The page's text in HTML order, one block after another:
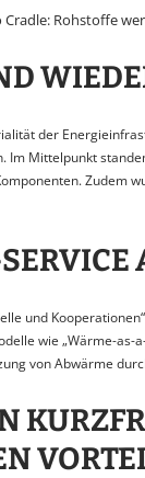
Cradle: Rohstoffe
der
Im Mittelpunkt
Zudem
und
wie „Wärme-
von Abwärme